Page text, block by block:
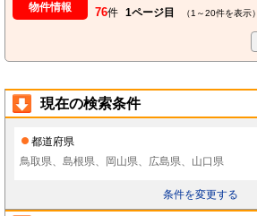
物件情報 76件 1ページ目 （1～20件を表示）
現在の検索条件
都道府県
鳥取県、島根県、岡山県、広島県、山口県
条件を変更する